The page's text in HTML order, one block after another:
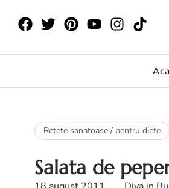
Retete sanatoase / pentru diete
Salata de